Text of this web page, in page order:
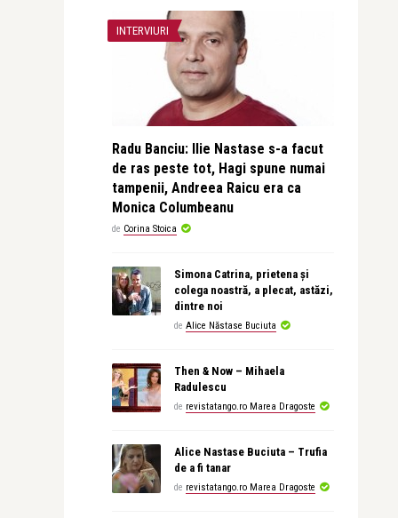
INTERVIURI
Radu Banciu: Ilie Nastase s-a facut
de ras peste tot, Hagi spune numai
tampenii, Andreea Raicu era ca
Monica Columbeanu
de Corina Stoica
Simona Catrina, prietena și
colega noastră, a plecat, astăzi,
dintre noi
de Alice Năstase Buciuta
Then & Now – Mihaela
Radulescu
de revistatango.ro Marea Dragoste
Alice Nastase Buciuta – Trufia
de a fi tanar
de revistatango.ro Marea Dragoste